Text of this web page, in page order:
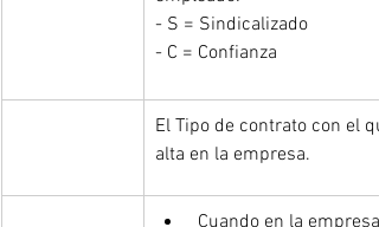
- S = Sindicalizado
- C = Confianza
El Tipo de contrato con el
alta en la empresa.